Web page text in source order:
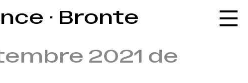
Accueil
L'agenda
· Bronte
2021 de